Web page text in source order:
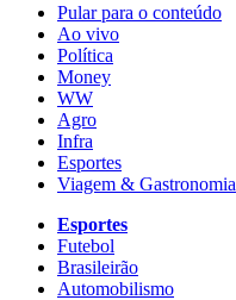
Pular para o conteúdo
Ao vivo
Política
Money
WW
Agro
Infra
Esportes
Viagem & Gastronomia
Esportes
Futebol
Brasileirão
Automobilismo